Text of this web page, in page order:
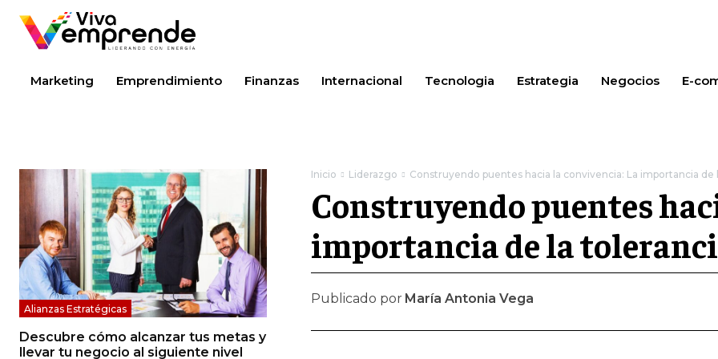
Marketing Emprendimiento Finanzas Internacional Tecnologia Estrategia Negocios E-
Alianzas Estratégicas
Descubre cómo alcanzar tus metas y
llevar tu negocio al siguiente nivel
Inicio Liderazgo Construyendo puentes hacia la convivencia: La importancia de
Construyendo puentes
importancia de la
Publicado por María Antonia Vega